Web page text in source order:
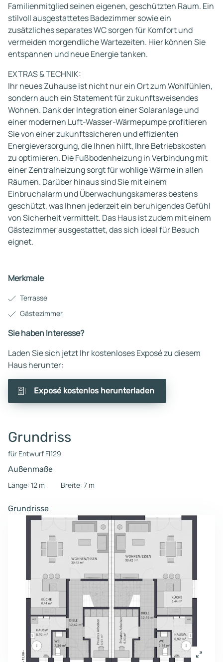
Familienmitglied seinen eigenen, geschützten Raum. Ein
stilvoll ausgestattetes Badezimmer sowie ein
zusätzliches separates WC sorgen für Komfort und
vermeiden morgendliche Wartezeiten. Hier können Sie
entspannen und neue Energie tanken.
EXTRAS & TECHNIK:
Ihr neues Zuhause ist nicht nur ein Ort zum Wohlfühlen,
sondern auch ein Statement für zukunftsweisendes
Wohnen. Dank der Integration einer Solaranlage und
einer modernen Luft-Wasser-Wärmepumpe profitieren
Sie von einer zukunftssicheren und effizienten
Energieversorgung, die Ihnen hilft, Ihre Betriebskosten
zu optimieren. Die Fußbodenheizung in Verbindung mit
einer Zentralheizung sorgt für wohlige Wärme in allen
Räumen. Darüber hinaus sind Sie mit einem
Einbruchalarm und Überwachungskameras bestens
geschützt, was Ihnen jederzeit ein beruhigendes Gefühl
von Sicherheit vermittelt. Das Haus ist zudem mit einem
Gästezimmer ausgestattet, das sich ideal für Besuch
eignet.
Merkmale
Terrasse
Gästezimmer
Sie haben Interesse?
Laden Sie sich jetzt Ihr kostenloses Exposé zu diesem
Haus herunter:
Exposé kostenlos herunterladen
Grundriss
für Entwurf FI129
Außenmaße
Länge: 12 m
Breite: 7 m
Grundrisse